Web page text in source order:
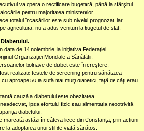
va opera o rectificare bugetară, până la sfârşitul
pentru majoritatea ministerelor.
totalul încasărilor este sub nivelul prognozat, iar
agricultură, nu a adus venituri la bugetul de stat.
Diabetului.
data de 14 noiembrie, la iniţiativa Federaţiei
Organizaţiei Mondiale a Sănătăţii.
bolnave de diabet este în creştere.
realizate testele de screening pentru sănătatea
aproape 50 la sută mai mulţi diabetici, faţă de câţi erau
cauză a diabetului este obezitatea.
lipsa efortului fizic sau alimentaţia nepotrivită
diabetului.
marcată astăzi în câteva licee din Constanţa, prin acţiuni
la adoptarea unui stil de viaţă sănătos.